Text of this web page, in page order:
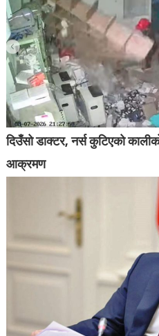
दिउँसो डाक्टर, नर्स कुटिएको
आक्रमण